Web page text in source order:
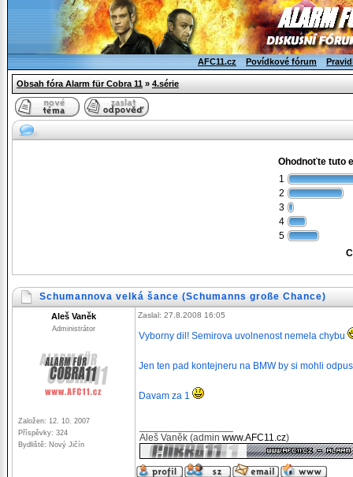
AFC11.cz Povídkové fórum
Obsah fóra Alarm für Cobra 11 » 4.série
Ohodnoťte tuto
1
2
3
4
5
Schumannova velká šance (Schumanns große Chance)
Aleš Vaněk
Administrátor
Založen: 12. 10. 2007
Příspěvky: 324
Bydliště: Nový Jičín
Zaslal: 27.8.2008 16:05
Vyborny dil! Semirova uvolnenost nemela chybu
Jen ten pad kontejneru na BMW by si mohli
Davam za 1
Aleš Vaněk (admin www.AFC11.cz)